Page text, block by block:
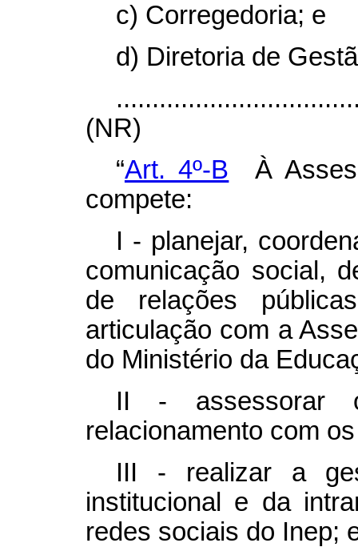
c) Corregedoria; e
d) Diretoria de
(NR)
“Art. 4º-B À
compete:
I - planejar,
comunicação social,
de relações
articulação com a
do Ministério da
II - assessorar
relacionamento com
III - realizar a
institucional e da
redes sociais do Inep;